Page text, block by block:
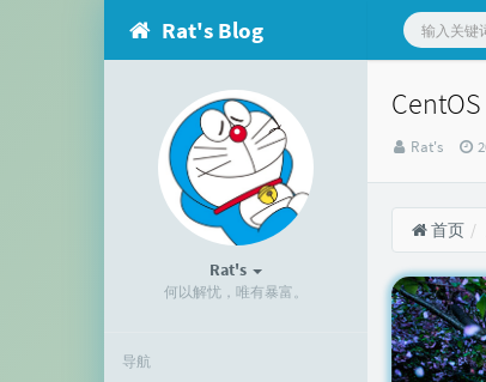
Rat's Blog
Rat's
何以解忧，唯有暴富。
导航
博
Rat's
首页